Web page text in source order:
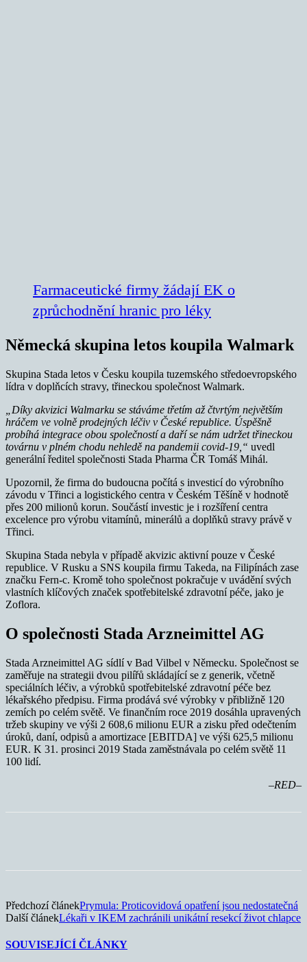
Farmaceutické firmy žádají EK o
zprůchodnění hranic pro léky
Německá skupina letos koupila Walmark
Skupina Stada letos v Česku koupila tuzemského středoevropského
lídra v doplňcích stravy, třineckou společnost Walmark.
„Díky akvizici Walmarku se stáváme třetím až čtvrtým největším
hráčem ve volně prodejných léčiv v České republice. Úspěšně
probíhá integrace obou společností a daří se nám udržet třineckou
továrnu v plném chodu nehledě na pandemii covid-19,“ uvedl
generální ředitel společnosti Stada Pharma ČR Tomáš Mihál.
Upozornil, že firma do budoucna počítá s investicí do výrobního
závodu v Třinci a logistického centra v Českém Těšíně v hodnotě
přes 200 milionů korun. Součástí investic je i rozšíření centra
excelence pro výrobu vitamínů, minerálů a doplňků stravy právě v
Třinci.
Skupina Stada nebyla v případě akvizic aktivní pouze v České
republice. V Rusku a SNS koupila firmu Takeda, na Filipínách zase
značku Fern-c. Kromě toho společnost pokračuje v uvádění svých
vlastních klíčových značek spotřebitelské zdravotní péče, jako je
Zoflora.
O společnosti Stada Arzneimittel AG
Stada Arzneimittel AG sídlí v Bad Vilbel v Německu. Společnost se
zaměřuje na strategii dvou pilířů skládající se z generik, včetně
speciálních léčiv, a výrobků spotřebitelské zdravotní péče bez
lékařského předpisu. Firma prodává své výrobky v přibližně 120
zemích po celém světě. Ve finančním roce 2019 dosáhla upravených
tržeb skupiny ve výši 2 608,6 milionu EUR a zisku před odečtením
úroků, daní, odpisů a amortizace [EBITDA] ve výši 625,5 milionu
EUR. K 31. prosinci 2019 Stada zaměstnávala po celém světě 11
100 lidí.
–RED–
Předchozí článekPrymula: Proticovidová opatření jsou nedostatečná
Další článekLékaři v IKEM zachránili unikátní resekcí život chlapce
SOUVISEJÍCÍ ČLÁNKY